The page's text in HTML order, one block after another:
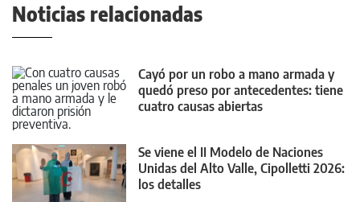
Noticias relacionadas
Cayó por un robo a mano armada y
quedó preso por antecedentes: tiene
cuatro causas abiertas
Se viene el II Modelo de Naciones
Unidas del Alto Valle, Cipolletti 2026:
los detalles